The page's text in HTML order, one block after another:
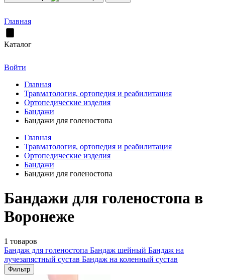
Главная
Каталог
Войти
Главная
Травматология, ортопедия и реабилитация
Ортопедические изделия
Бандажи
Бандажи для голеностопа
Главная
Травматология, ортопедия и реабилитация
Ортопедические изделия
Бандажи
Бандажи для голеностопа
Бандажи для голеностопа в
Воронеже
1 товаров
Бандаж для голеностопа Бандаж шейный Бандаж на
лучезапястный сустав Бандаж на коленный сустав
Фильтр